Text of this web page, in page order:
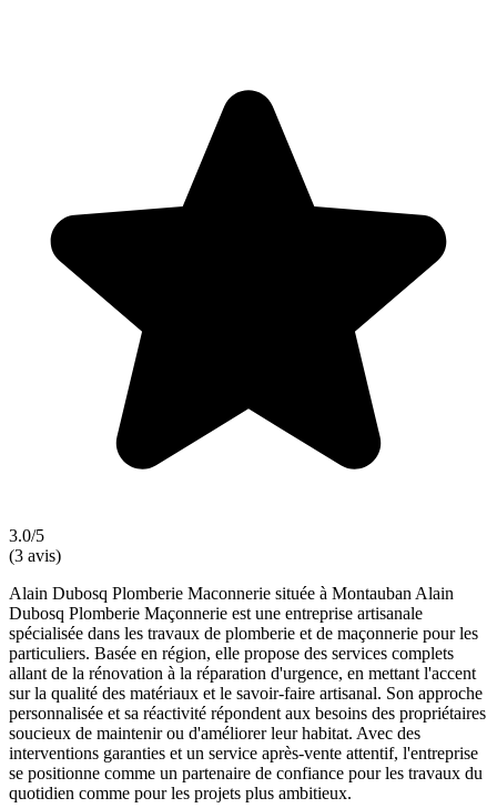
3.0/5
(3 avis)
Alain Dubosq Plomberie Maconnerie située à Montauban Alain
Dubosq Plomberie Maçonnerie est une entreprise artisanale
spécialisée dans les travaux de plomberie et de maçonnerie pour les
particuliers. Basée en région, elle propose des services complets
allant de la rénovation à la réparation d'urgence, en mettant l'accent
sur la qualité des matériaux et le savoir-faire artisanal. Son approche
personnalisée et sa réactivité répondent aux besoins des propriétaires
soucieux de maintenir ou d'améliorer leur habitat. Avec des
interventions garanties et un service après-vente attentif, l'entreprise
se positionne comme un partenaire de confiance pour les travaux du
quotidien comme pour les projets plus ambitieux.